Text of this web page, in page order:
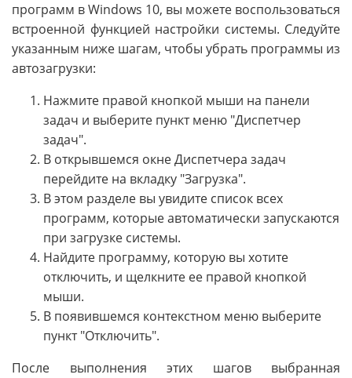
программ в Windows 10, вы можете воспользоваться
встроенной функцией настройки системы. Следуйте
указанным ниже шагам, чтобы убрать программы из
автозагрузки:
Нажмите правой кнопкой мыши на панели
задач и выберите пункт меню "Диспетчер
задач".
В открывшемся окне Диспетчера задач
перейдите на вкладку "Загрузка".
В этом разделе вы увидите список всех
программ, которые автоматически запускаются
при загрузке системы.
Найдите программу, которую вы хотите
отключить, и щелкните ее правой кнопкой
мыши.
В появившемся контекстном меню выберите
пункт "Отключить".
После выполнения этих шагов выбранная